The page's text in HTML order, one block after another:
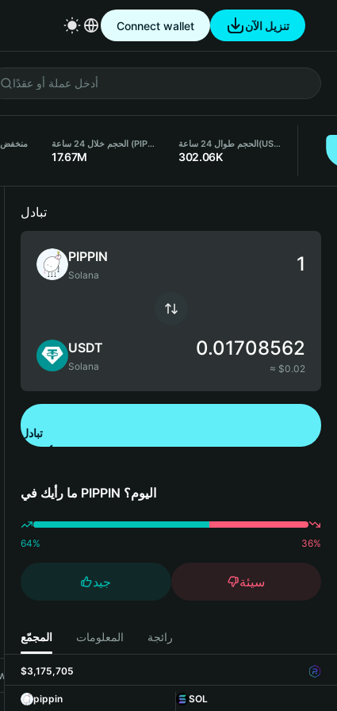
Connect wallet تنزيل الآن
منخفض الحجم خلال 24 ساعة (PIPPIN)
17.67M
الحجم طوال 24 ساعة(USDT)
302.06K
Bitget Wallet
تبادل
PIPPIN
Solana
USDT
Solana
0.01708562
≈ $0.02
تبادل
ما رأيك في PIPPIN اليوم؟
64% 36%
جيد سيئة
المجمّع المعلومات رائجة
$3,175,705
pippin
SOL